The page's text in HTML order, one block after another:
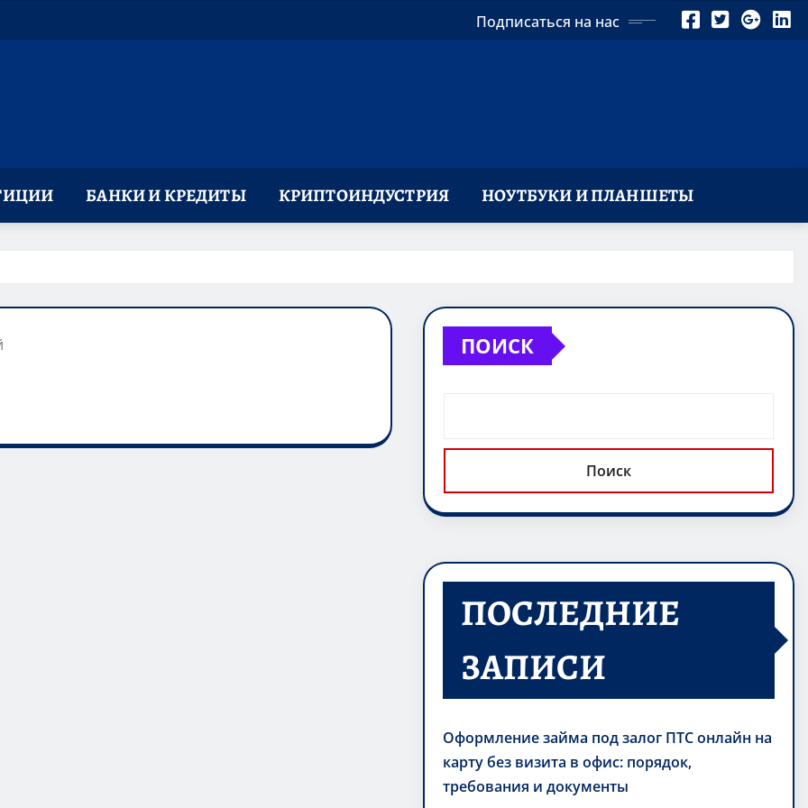
Подписаться на нас
БАНКИ И КРЕДИТЫ КРИПТОИНДУСТРИЯ НОУТБУКИ И ПЛАНШЕТЫ
ПОИСК
Поиск
ПОСЛЕДНИЕ
ЗАПИСИ
Оформление займа под залог ПТС онлайн на
карту без визита в офис: порядок,
требования и документы